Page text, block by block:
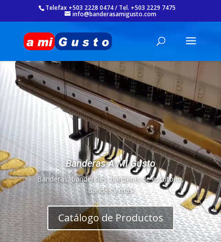
Telefax +503 2228 0474 / Tel. +503 2229 7475
info@banderasamigusto.com
Banderas A Mi Gusto
Banderas, banderines, banderas de escritorio,
bandas y más
Catálogo de Productos
Reproductor
de
vídeo